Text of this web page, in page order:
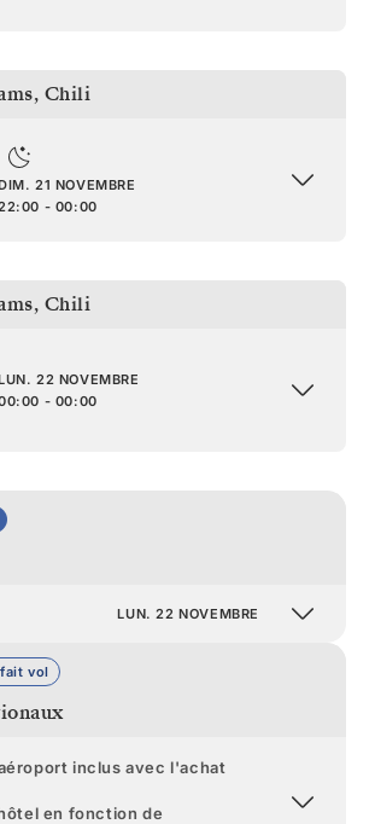
, Chili
21 NOVEMBRE
- 00:00
, Chili
22 NOVEMBRE
- 00:00
LUN. 22 NOVEMBRE
vol
inclus avec l'achat
en fonction de